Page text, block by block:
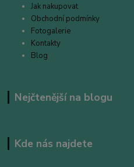
Jak nakupovat
Obchodní podmínky
Fotogalerie
Kontakty
Blog
Nejčtenější na blogu
Kde nás najdete